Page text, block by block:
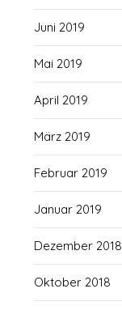
Juni 2019
Mai 2019
April 2019
März 2019
Februar 2019
Januar 2019
Dezember 2018
Oktober 2018